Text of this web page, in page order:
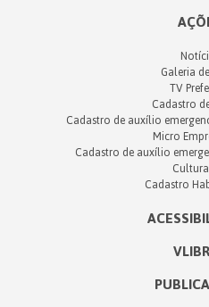
Galeria
TV
Cadastro
Cadastro de auxílio
Micro
Cadastro de auxílio
Cadastro